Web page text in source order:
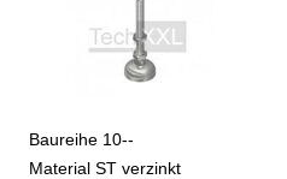
Baureihe 10--
Material ST verzinkt